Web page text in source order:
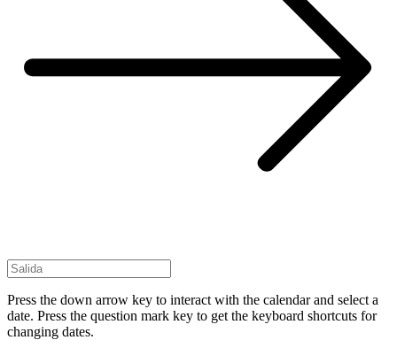
Press the down arrow key to interact with the calendar and select a
date. Press the question mark key to get the keyboard shortcuts for
changing dates.